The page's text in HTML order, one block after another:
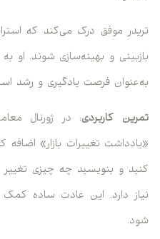
تریدر موفق درک می‌کند که
بازبینی و بهینه‌سازی شوند. او
به‌عنوان فرصت یادگیری و رشد
تمرین کاربردی: در ژورنال
«یادداشت تغییرات بازار» اضافه
کنید و بنویسید چه چیزی
نیاز دارد. این عادت ساده
شود.